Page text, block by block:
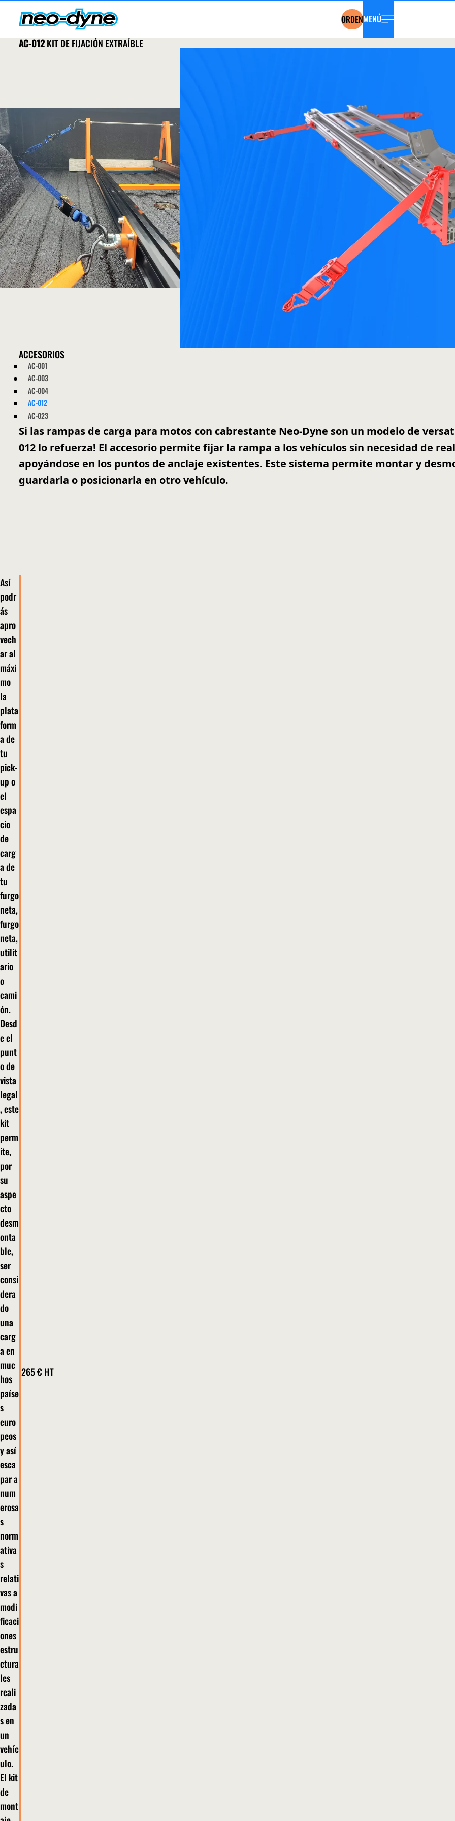
ORDENMENÚ
AC-012KIT DE FIJACIÓN EXTRAÍBLE
ACCESORIOS
AC-001
AC-003
AC-004
AC-012
AC-023
Si las rampas de carga para motos con cabrestante Neo-Dyne son un modelo de
012 lo refuerza! El accesorio permite fijar la rampa a los vehículos sin necesidad de
apoyándose en los puntos de anclaje existentes. Este sistema permite montar y
guardarla o posicionarla en otro vehículo.
Así
podr
ás
apro
vech
ar al
máxi
mo
la
plata
form
a de
tu
pick-
up o
el
espa
cio
de
carg
a de
tu
furgo
neta,
furgo
neta,
utilit
ario
o
cami
ón.
Desd
e el
punt
o de
vista
legal
, este
kit
perm
ite,
por
su
aspe
cto
desm
onta
ble,
ser
consi
dera
do
una
carg
a en
muc
hos
paíse
s
euro
peos
y así
esca
par a
num
erosa
s
norm
ativa
s
relati
vas a
modi
ficaci
ones
estru
ctura
les
reali
zada
s en
un
vehíc
ulo.
El kit
de
mont
265 € HT